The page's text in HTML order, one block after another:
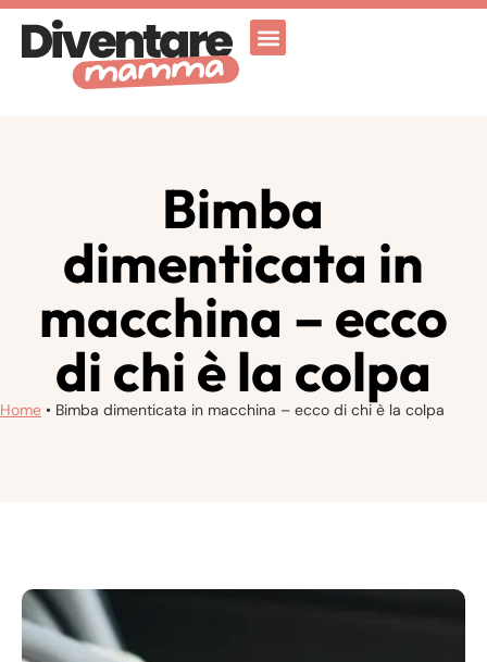
Bimba
dimenticata in
macchina – ecco
di chi è la colpa
Home • Bimba dimenticata in macchina – ecco di chi è la colpa